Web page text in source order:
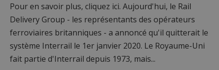
Pour en savoir plus, cliquez ici. Aujourd'hui, le Rail
Delivery Group - les représentants des opérateurs
ferroviaires britanniques - a annoncé qu'il quitterait le
système Interrail le 1er janvier 2020. Le Royaume-Uni
fait partie d'Interrail depuis 1973, mais...